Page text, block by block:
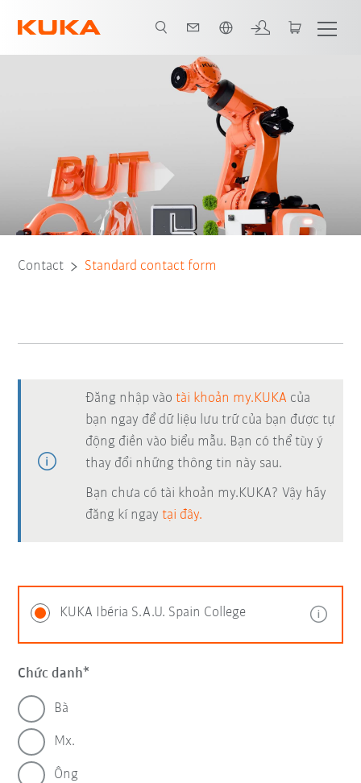
Contact Standard contact form
Đăng nhập vàotài khoản my.KUKA của
bạn ngay để dữ liệu lưu trữ của bạn được tự
động điền vào biểu mẫu. Bạn có thể tùy ý
thay đổi những thông tin này sau.
Bạn chưa có tài khoản my.KUKA? Vậy hãy
đăng kí ngaytại đây.
KUKA Ibéria S.A.U. Spain College
Chức danh
Bà
Mx.
Ông